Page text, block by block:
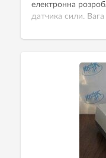
електронна
датчика сили.
ДСТУ EN 45501.